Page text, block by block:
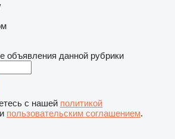
объявления данной рубрики
с нашей политикой
и пользовательским соглашением.